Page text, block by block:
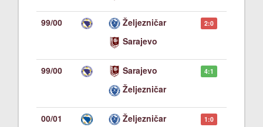
99/00
Željezničar
Sarajevo
2:0
99/00
Sarajevo
Željezničar
4:1
00/01
Željezničar
1:0